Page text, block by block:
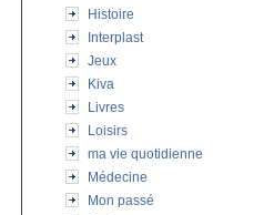
Histoire
Interplast
Jeux
Kiva
Livres
Loisirs
ma vie quotidienne
Médecine
Mon passé